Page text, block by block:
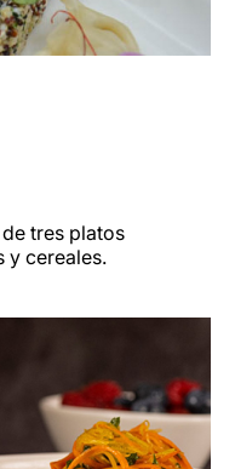
tres platos
y cereales.